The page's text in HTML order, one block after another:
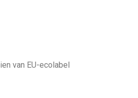
van EU-ecolabel